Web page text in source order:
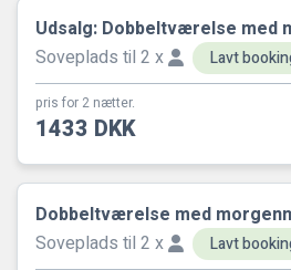
Udsalg: Dobbeltværelse med
Soveplads til 2 x
Lavt
pris for 2 nætter.
1433 DKK
Dobbeltværelse med
Soveplads til 2 x
Lavt